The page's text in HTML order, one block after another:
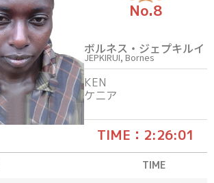
No.8
ボルネス・ジェプキルイ
JEPKIRUI, Bornes
KEN
ケニア
TIME：2:26:01
TIME